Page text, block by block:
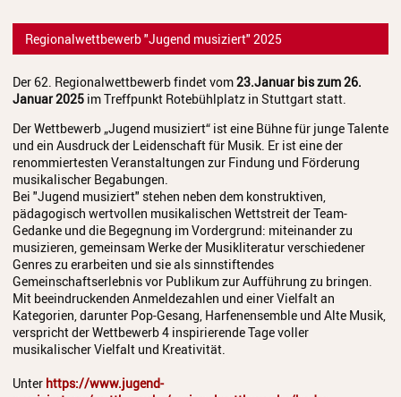
Regionalwettbewerb "Jugend musiziert" 2025
Der 62. Regionalwettbewerb findet vom23.Januar bis zum 26.
Januar 2025 im Treffpunkt Rotebühlplatz in Stuttgart statt.
Der Wettbewerb „Jugend musiziert“ ist eine Bühne für junge Talente
und ein Ausdruck der Leidenschaft für Musik. Er ist eine der
renommiertesten Veranstaltungen zur Findung und Förderung
musikalischer Begabungen.
Bei "Jugend musiziert" stehen neben dem konstruktiven,
pädagogisch wertvollen musikalischen Wettstreit der Team-
Gedanke und die Begegnung im Vordergrund: miteinander zu
musizieren, gemeinsam Werke der Musikliteratur verschiedener
Genres zu erarbeiten und sie als sinnstiftendes
Gemeinschaftserlebnis vor Publikum zur Aufführung zu bringen.
Mit beeindruckenden Anmeldezahlen und einer Vielfalt an
Kategorien, darunter Pop-Gesang, Harfenensemble und Alte Musik,
verspricht der Wettbewerb 4 inspirierende Tage voller
musikalischer Vielfalt und Kreativität.
Unter https://www.jugend-